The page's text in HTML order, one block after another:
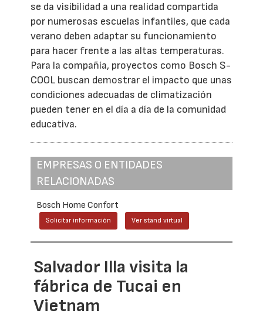
se da visibilidad a una realidad compartida
por numerosas escuelas infantiles, que cada
verano deben adaptar su funcionamiento
para hacer frente a las altas temperaturas.
Para la compañía, proyectos como Bosch S-
COOL buscan demostrar el impacto que unas
condiciones adecuadas de climatización
pueden tener en el día a día de la comunidad
educativa.
EMPRESAS O ENTIDADES
RELACIONADAS
Bosch Home Confort
Solicitar información Ver stand virtual
Salvador Illa visita la
fábrica de Tucai en
Vietnam